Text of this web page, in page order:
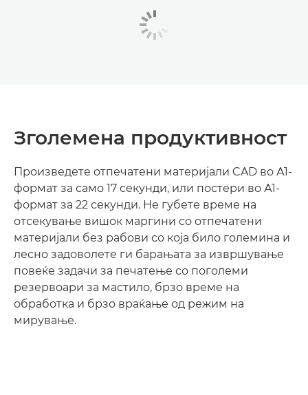
Зголемена продуктивност
Произведете отпечатени материјали CAD во А1-
формат за само 17 секунди, или постери во А1-
формат за 22 секунди. Не губете време на
отсекување вишок маргини со отпечатени
материјали без рабови со која било големина и
лесно задоволете ги барањата за извршување
повеќе задачи за печатење со поголеми
резервоари за мастило, брзо време на
обработка и брзо враќање од режим на
мирување.